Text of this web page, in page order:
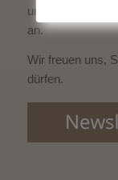
und
an.
Wir freuen uns,
dürfen.